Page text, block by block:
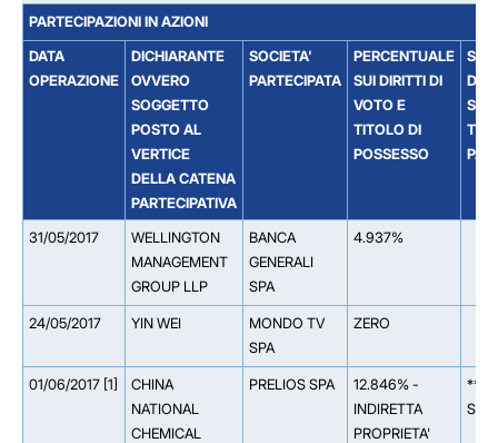
PARTECIPAZIONI IN AZIONI
DATA
OPERAZIONE
DICHIARANTE
OVVERO
SOGGETTO
POSTO AL
VERTICE
DELLA CATENA
PARTECIPATIVA
SOCIETA'
PARTECIPATA
PERCENTUALE
SUI DIRITTI DI
VOTO E
TITOLO DI
POSSESSO
DAL
31/05/2017
WELLINGTON
MANAGEMENT
GROUP LLP
BANCA
GENERALI
SPA
4.937%
24/05/2017 YIN WEI
MONDO TV
SPA
ZERO
01/06/2017 [1]
CHINA
NATIONAL
CHEMICAL
PRELIOS SPA
12.846% -
INDIRETTA
PROPRIETA'
**
SPA